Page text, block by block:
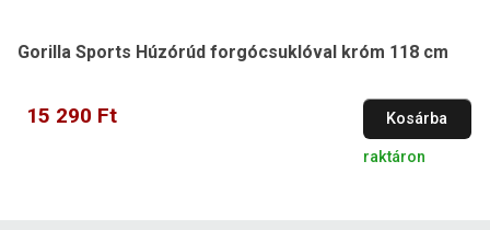
Gorilla Sports Húzórúd forgócsuklóval króm 118 cm
15 290 Ft Kosárba
raktáron